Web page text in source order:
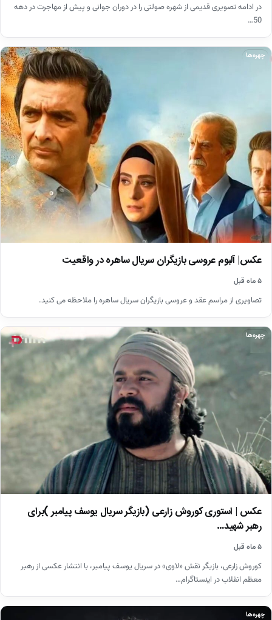
در ادامه تصویری قدیمی از شهره صولتی را در دوران جوانی و پیش از مهاجرت در دهه
50…
چهره‌ها
عکس| آلبوم عروسی بازیگران سریال ساهره در واقعیت
۵ ماه قبل
تصاویری از مراسم عقد و عروسی بازیگران سریال ساهره را ملاحظه می کنید.
چهره‌ها
عکس | استوری کوروش زارعی (بازیگر سریال یوسف پیامبر )برای
رهبر شهید…
۵ ماه قبل
کوروش زارعی، بازیگر نقش «لاوی» در سریال یوسف پیامبر، با انتشار عکسی از رهبر
معظم انقلاب در اینستاگرام…
چهره‌ها